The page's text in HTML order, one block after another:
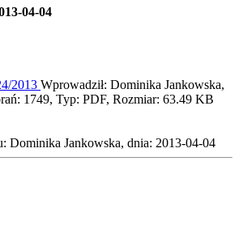
04-04
2013 Wprowadził: Dominika Jankowska,
1749, Typ: PDF, Rozmiar: 63.49 KB
Dominika Jankowska, dnia: 2013-04-04